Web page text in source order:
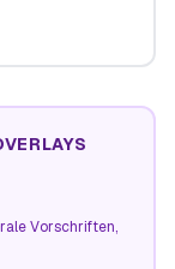
Vorschriften,